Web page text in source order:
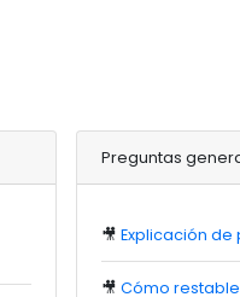
Preguntas
🎥Explicación de
🎥Cómo